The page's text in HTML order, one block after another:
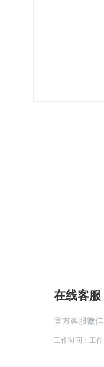
在线客服
官方客服微信
工作时间：工